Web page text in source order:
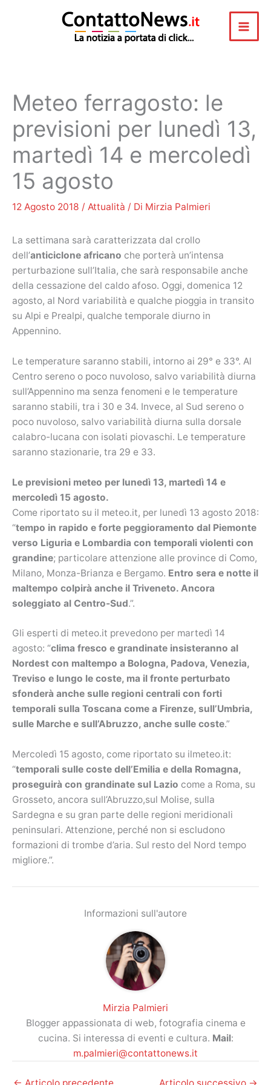
Meteo ferragosto: le
previsioni per lunedì 13,
martedì 14 e mercoledì
15 agosto
12 Agosto 2018 / Attualità / Di Mirzia Palmieri
La settimana sarà caratterizzata dal crollo
dell’anticiclone africano che porterà un’intensa
perturbazione sull’Italia, che sarà responsabile anche
della cessazione del caldo afoso. Oggi, domenica 12
agosto, al Nord variabilità e qualche pioggia in transito
su Alpi e Prealpi, qualche temporale diurno in
Appennino.
Le temperature saranno stabili, intorno ai 29° e 33°. Al
Centro sereno o poco nuvoloso, salvo variabilità diurna
sull’Appennino ma senza fenomeni e le temperature
saranno stabili, tra i 30 e 34. Invece, al Sud sereno o
poco nuvoloso, salvo variabilità diurna sulla dorsale
calabro-lucana con isolati piovaschi. Le temperature
saranno stazionarie, tra 29 e 33.
Le previsioni meteo per lunedì 13, martedì 14 e
mercoledì 15 agosto.
Come riportato su il meteo.it, per lunedì 13 agosto 2018:
“tempo in rapido e forte peggioramento dal Piemonte
verso Liguria e Lombardia con temporali violenti con
grandine; particolare attenzione alle province di Como,
Milano, Monza-Brianza e Bergamo. Entro sera e notte il
maltempo colpirà anche il Triveneto. Ancora
soleggiato al Centro-Sud.”.
Gli esperti di meteo.it prevedono per martedì 14
agosto: “clima fresco e grandinate insisteranno al
Nordest con maltempo a Bologna, Padova, Venezia,
Treviso e lungo le coste, ma il fronte perturbato
sfonderà anche sulle regioni centrali con forti
temporali sulla Toscana come a Firenze, sull’Umbria,
sulle Marche e sull’Abruzzo, anche sulle coste.”
Mercoledì 15 agosto, come riportato su ilmeteo.it:
“temporali sulle coste dell’Emilia e della Romagna,
proseguirà con grandinate sul Lazio come a Roma, su
Grosseto, ancora sull’Abruzzo,sul Molise, sulla
Sardegna e su gran parte delle regioni meridionali
peninsulari. Attenzione, perché non si escludono
formazioni di trombe d’aria. Sul resto del Nord tempo
migliore.”.
Informazioni sull'autore
Mirzia Palmieri
Blogger appassionata di web, fotografia cinema e
cucina. Si interessa di eventi e cultura. Mail:
m.palmieri@contattonews.it